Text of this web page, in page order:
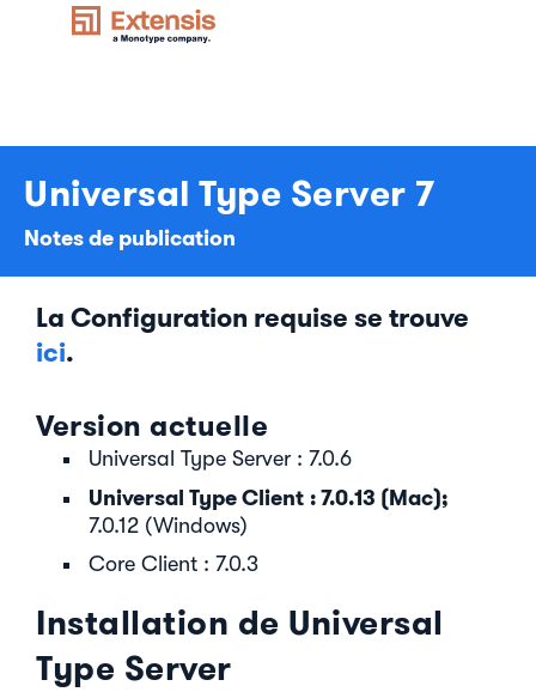
Universal Type Server 7
Notes de publication
La Configuration requise se trouve
ici.
Version actuelle
Universal Type Server : 7.0.6
Universal Type Client : 7.0.13 (Mac);
7.0.12 (Windows)
Core Client : 7.0.3
Installation de Universal
Type Server